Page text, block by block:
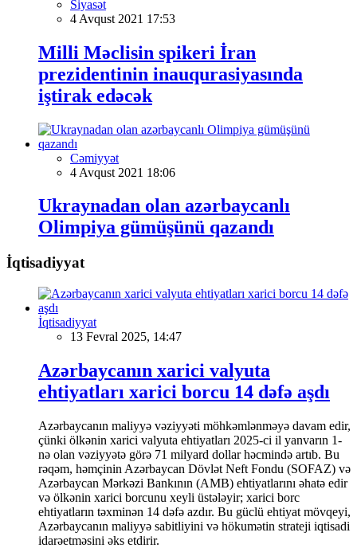
Siyasət
4 Avqust 2021 17:53
Milli Məclisin spikeri İran
prezidentinin inauqurasiyasında
iştirak edəcək
Cəmiyyət
4 Avqust 2021 18:06
Ukraynadan olan azərbaycanlı
Olimpiya gümüşünü qazandı
İqtisadiyyat
İqtisadiyyat
13 Fevral 2025, 14:47
Azərbaycanın xarici valyuta
ehtiyatları xarici borcu 14 dəfə aşdı
Azərbaycanın maliyyə vəziyyəti möhkəmlənməyə davam edir,
çünki ölkənin xarici valyuta ehtiyatları 2025-ci il yanvarın 1-
nə olan vəziyyətə görə 71 milyard dollar həcmində artıb. Bu
rəqəm, həmçinin Azərbaycan Dövlət Neft Fondu (SOFAZ) və
Azərbaycan Mərkəzi Bankının (AMB) ehtiyatlarını əhatə edir
və ölkənin xarici borcunu xeyli üstələyir; xarici borc
ehtiyatların təxminən 14 dəfə azdır. Bu güclü ehtiyat mövqeyi,
Azərbaycanın maliyyə sabitliyini və hökumətin strateji iqtisadi
idarəetməsini əks etdirir.